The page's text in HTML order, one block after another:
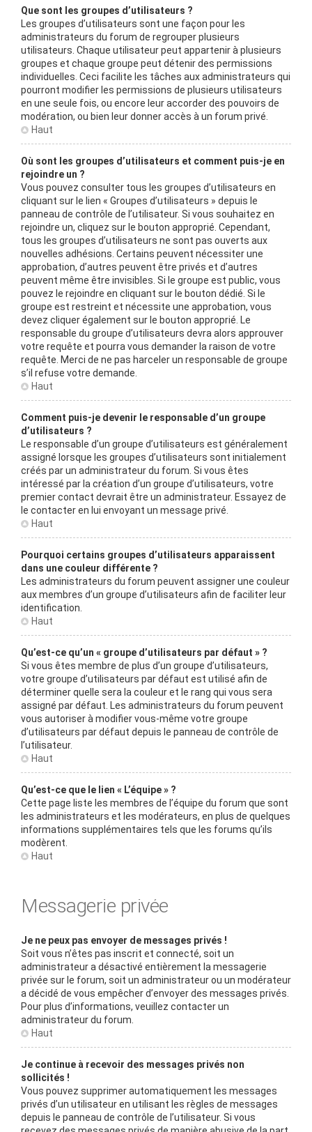
Que sont les groupes d’utilisateurs ?
Les groupes d’utilisateurs sont une façon pour les
administrateurs du forum de regrouper plusieurs
utilisateurs. Chaque utilisateur peut appartenir à plusieurs
groupes et chaque groupe peut détenir des permissions
individuelles. Ceci facilite les tâches aux administrateurs qui
pourront modifier les permissions de plusieurs utilisateurs
en une seule fois, ou encore leur accorder des pouvoirs de
modération, ou bien leur donner accès à un forum privé.
Haut
Où sont les groupes d’utilisateurs et comment puis-je en
rejoindre un ?
Vous pouvez consulter tous les groupes d’utilisateurs en
cliquant sur le lien « Groupes d’utilisateurs » depuis le
panneau de contrôle de l’utilisateur. Si vous souhaitez en
rejoindre un, cliquez sur le bouton approprié. Cependant,
tous les groupes d’utilisateurs ne sont pas ouverts aux
nouvelles adhésions. Certains peuvent nécessiter une
approbation, d’autres peuvent être privés et d’autres
peuvent même être invisibles. Si le groupe est public, vous
pouvez le rejoindre en cliquant sur le bouton dédié. Si le
groupe est restreint et nécessite une approbation, vous
devez cliquer également sur le bouton approprié. Le
responsable du groupe d’utilisateurs devra alors approuver
votre requête et pourra vous demander la raison de votre
requête. Merci de ne pas harceler un responsable de groupe
s’il refuse votre demande.
Haut
Comment puis-je devenir le responsable d’un groupe
d’utilisateurs ?
Le responsable d’un groupe d’utilisateurs est généralement
assigné lorsque les groupes d’utilisateurs sont initialement
créés par un administrateur du forum. Si vous êtes
intéressé par la création d’un groupe d’utilisateurs, votre
premier contact devrait être un administrateur. Essayez de
le contacter en lui envoyant un message privé.
Haut
Pourquoi certains groupes d’utilisateurs apparaissent
dans une couleur différente ?
Les administrateurs du forum peuvent assigner une couleur
aux membres d’un groupe d’utilisateurs afin de faciliter leur
identification.
Haut
Qu’est-ce qu’un « groupe d’utilisateurs par défaut » ?
Si vous êtes membre de plus d’un groupe d’utilisateurs,
votre groupe d’utilisateurs par défaut est utilisé afin de
déterminer quelle sera la couleur et le rang qui vous sera
assigné par défaut. Les administrateurs du forum peuvent
vous autoriser à modifier vous-même votre groupe
d’utilisateurs par défaut depuis le panneau de contrôle de
l’utilisateur.
Haut
Qu’est-ce que le lien « L’équipe » ?
Cette page liste les membres de l’équipe du forum que sont
les administrateurs et les modérateurs, en plus de quelques
informations supplémentaires tels que les forums qu’ils
modèrent.
Haut
Messagerie privée
Je ne peux pas envoyer de messages privés !
Soit vous n’êtes pas inscrit et connecté, soit un
administrateur a désactivé entièrement la messagerie
privée sur le forum, soit un administrateur ou un modérateur
a décidé de vous empêcher d’envoyer des messages privés.
Pour plus d’informations, veuillez contacter un
administrateur du forum.
Haut
Je continue à recevoir des messages privés non
sollicités !
Vous pouvez supprimer automatiquement les messages
privés d’un utilisateur en utilisant les règles de messages
depuis le panneau de contrôle de l’utilisateur. Si vous